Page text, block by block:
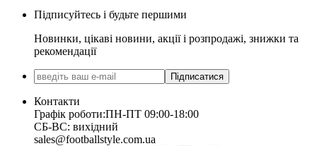
Підписуйтесь і будьте першими
Новинки, цікаві новини, акції і розпродажі, знижки та
рекомендації
Підписатися
Контакти
Графік роботи:ПН-ПТ 09:00-18:00
СБ-ВС: вихідний
sales@footballstyle.com.ua